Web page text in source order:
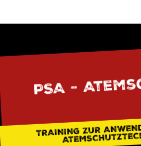
PSA -
TRAINING ZUR